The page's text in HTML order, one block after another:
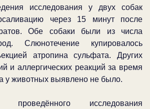
исследования у двух собак
через 15 минут после
Обе собаки были из числа
Слюнотечение купировалось
атропина сульфата. Других
и аллергических реакций за время
у животных выявлено не было.
исследования